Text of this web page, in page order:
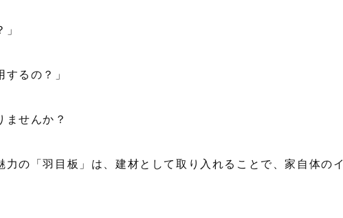
するの？」
ませんか？
の「羽目板」は、建材として取り入れることで、家自体のイ